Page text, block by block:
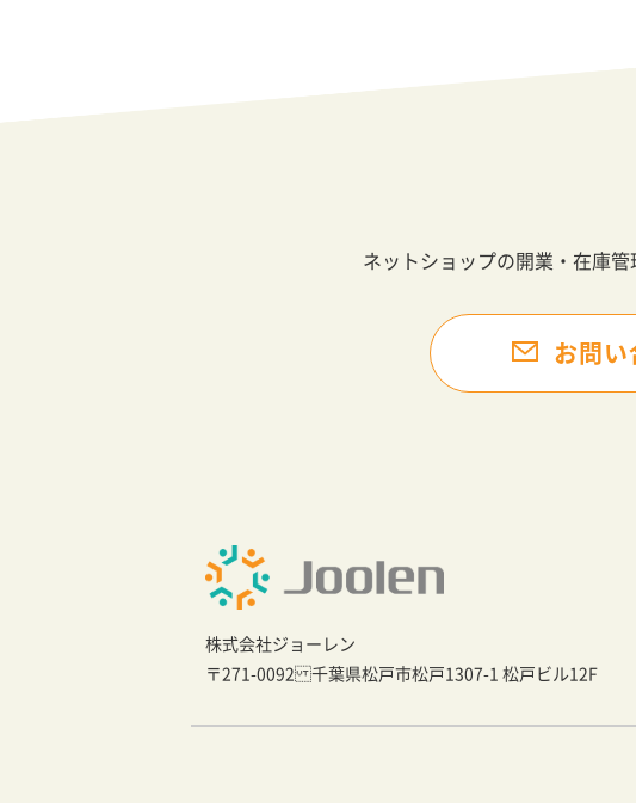
ネットショップの開業・在庫
お問い
株式会社ジョーレン
〒271-0092 千葉県松戸市松戸1307-1 松戸ビル12F